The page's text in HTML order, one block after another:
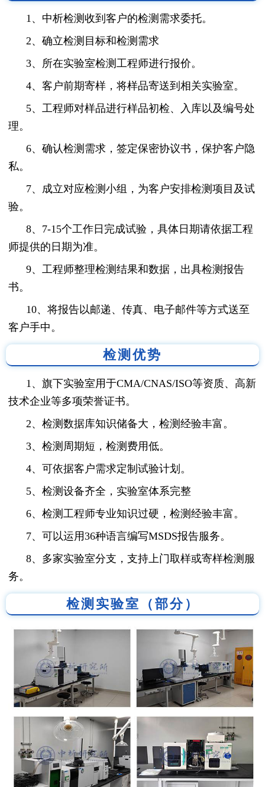
1、中析检测收到客户的检测需求委托。
2、确立检测目标和检测需求
3、所在实验室检测工程师进行报价。
4、客户前期寄样，将样品寄送到相关实验室。
5、工程师对样品进行样品初检、入库以及编号处
理。
6、确认检测需求，签定保密协议书，保护客户隐
私。
7、成立对应检测小组，为客户安排检测项目及试
验。
8、7-15个工作日完成试验，具体日期请依据工程
师提供的日期为准。
9、工程师整理检测结果和数据，出具检测报告
书。
10、将报告以邮递、传真、电子邮件等方式送至
客户手中。
检测优势
1、旗下实验室用于CMA/CNAS/ISO等资质、高新
技术企业等多项荣誉证书。
2、检测数据库知识储备大，检测经验丰富。
3、检测周期短，检测费用低。
4、可依据客户需求定制试验计划。
5、检测设备齐全，实验室体系完整
6、检测工程师专业知识过硬，检测经验丰富。
7、可以运用36种语言编写MSDS报告服务。
8、多家实验室分支，支持上门取样或寄样检测服
务。
检测实验室（部分）